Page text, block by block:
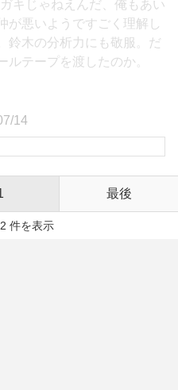
ガキじゃねえんだ、俺もあい
が悪いようですごく理解し
鈴木の分析力にも敬服。だ
ルテープを渡したのか。
14
最後
件を表示